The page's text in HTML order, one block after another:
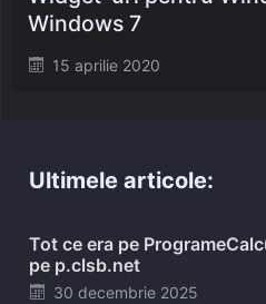
Posted
15 aprilie 2020
Windows 7
Ultimele articole:
Tot ce era pe
pe p.clsb.net
Posted
30 decembrie 2025